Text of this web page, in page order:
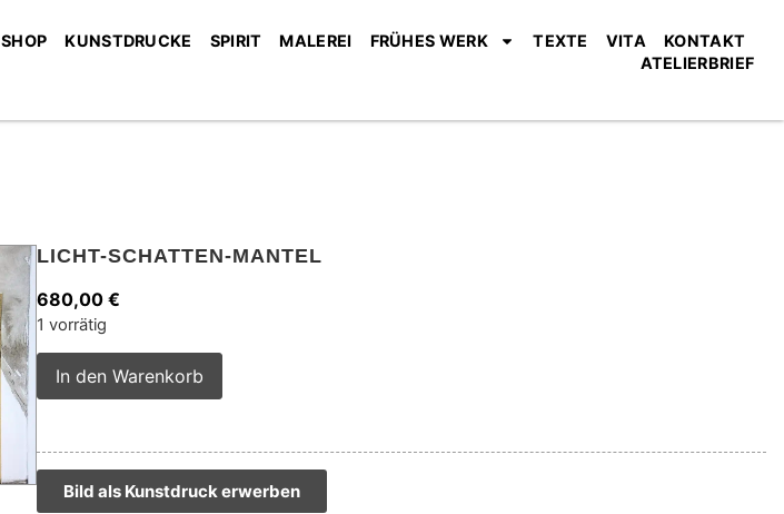
SHOP KUNSTDRUCKE SPIRIT MALEREI FRÜHES WERK TEXTE VITA
KONTAKT
ATELIERBRIEF
LICHT-SCHATTEN-MANTEL
680,00 €
1 vorrätig
In den Warenkorb
Bild als Kunstdruck erwerben